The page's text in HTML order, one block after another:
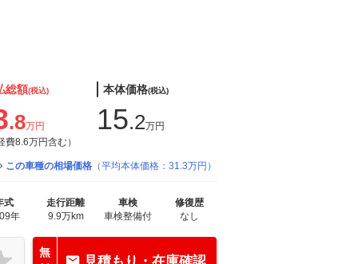
総額(税込)
.8万円
費8.6万円含む）
本体価格(税込)
15.2万円
この車種の相場価格 （平均本体価格：31.3万円）
式
年
走行距離
9.9万km
車検
車検整備付
修復歴
なし
無
見積もり・在庫確認